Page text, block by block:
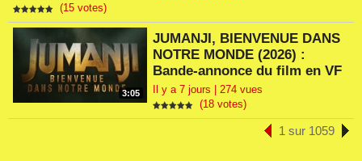
(15 votes)
3:05
JUMANJI, BIENVENUE DANS
NOTRE MONDE (2026) :
Bande-annonce du film en VF
Il y a 7 jours | 274 vues
(18 votes)
1 sur 1059